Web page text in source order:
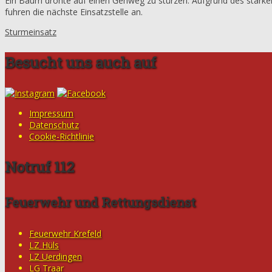
fuhren die nächste Einsatzstelle an.
Sturmeinsatz
Besucht uns auch auf
Impressum
Datenschutz
Cookie-Richtlinie
Notruf 112
Feuerwehr und Rettungsdienst
Feuerwehr Krefeld
LZ Hüls
LZ Uerdingen
LG Traar